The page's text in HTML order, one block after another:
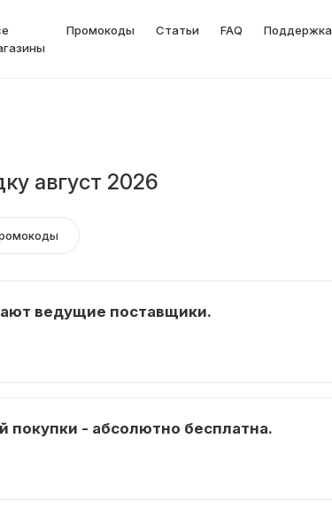
Промокоды Статьи FAQ Поддержка
август 2026
ведущие поставщики.
покупки - абсолютно бесплатна.